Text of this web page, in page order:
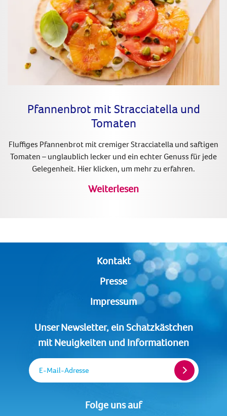
Pfannenbrot mit Stracciatella und
Tomaten
Fluffiges Pfannenbrot mit cremiger Stracciatella und saftigen
Tomaten – unglaublich lecker und ein echter Genuss für jede
Gelegenheit. Hier klicken, um mehr zu erfahren.
Weiterlesen
Kontakt
Presse
Impressum
Unser Newsletter, ein Schatzkästchen
mit Neuigkeiten und Informationen
E-Mail-Adresse
Folge uns auf